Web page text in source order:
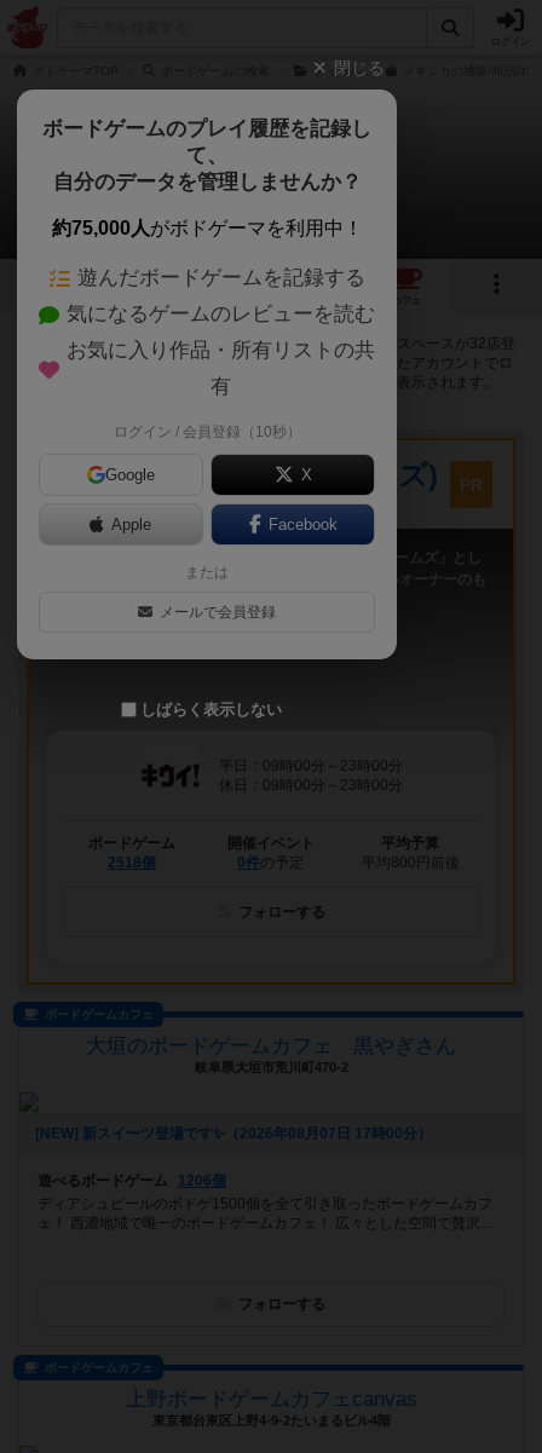
ティカル
メキシカ
32店のカフェ/スペースが提供中
6 6
カフェ
メキシカで遊ぶことができるボードゲームカフェ・プレイスペースが32店登
録されています。公開プロフィールの都道府県が設定されたアカウントでロ
グインすると、同じ都道府県内の店舗に絞り込むボタンが表示されます。
プレイスペース
キウイ！(旧:キウイゲームズ) PR
「キウイ！」は、2011年9月大阪日本橋で「キウイゲームズ」とし
てスタートしたボードゲームカフェです。 今は新しいオーナーのも
平日：09時00分～23時00分
休日：09時00分～23時00分
ボードゲーム
2518個
開催イベント
0件の予定
平均予算
平均800円前後
フォローする
ボードゲームカフェ
大垣のボードゲームカフェ 黒やぎさん
岐阜県大垣市荒川町470-2
[NEW] 新スイーツ登場です✨️（2026年08月07日 17時00分）
遊べるボードゲーム
1206個
ディアシュピールのボドゲ1500個を全て引き取ったボードゲームカフ
ェ！ 西濃地域で唯一のボードゲームカフェ！ 広々とした空間で贅沢...
フォローする
ボードゲームカフェ
上野ボードゲームカフェcanvas
東京都台東区上野4-9-2たいまるビル4階
閉じる
ボードゲームのプレイ履歴を記録し
て、
自分のデータを管理しませんか？
約75,000人がボドゲーマを利用中！
遊んだボードゲームを記録する
気になるゲームのレビューを読む
お気に入り作品・所有リストの共
有
ログイン / 会員登録（10秒）
Google X
Apple Facebook
または
メールで会員登録
しばらく表示しない